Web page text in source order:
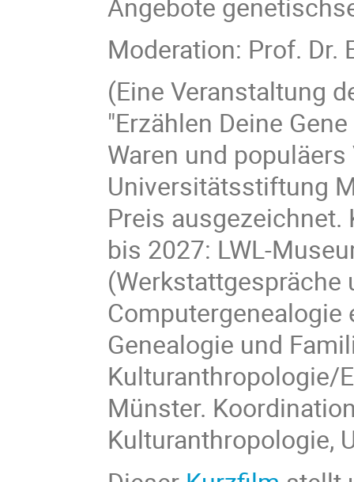
Moderation: Prof. Dr.
(Eine Veranstaltung
"Erzählen Deine
Waren und
Universitätsstiftung
Preis
bis 2027: LWL-
(Werkstattgespräche
Computergenealogie
Genealogie und
Kulturanthropologie/
Münster.
Kulturanthropologie,